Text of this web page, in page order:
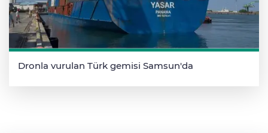
Dronla vurulan Türk gemisi Samsun'da